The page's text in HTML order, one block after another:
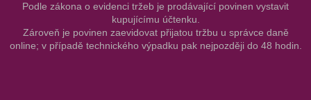
Podle zákona o evidenci tržeb je prodávající povinen vystavit
kupujícímu účtenku.
Zároveň je povinen zaevidovat přijatou tržbu u správce daně
online; v případě technického výpadku pak nejpozději do 48 hodin.